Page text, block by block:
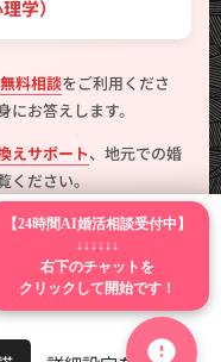
学）
料相談をご利用くださ
お答えします。
えサポート、地元での婚
ください。
宮店 Cookie
ため、Webnodeは
高の体験を提供しま
【24時間AI婚活相談受付中】
↓↓↓↓↓↓
右下のチャットを
クリックして開始です！